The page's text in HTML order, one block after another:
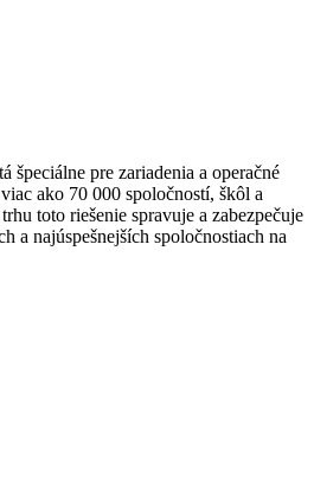
špeciálne pre zariadenia a operačné
ako 70 000 spoločností, škôl a
toto riešenie spravuje a zabezpečuje
a najúspešnejších spoločnostiach na